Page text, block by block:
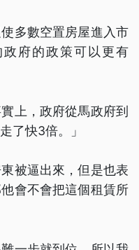
多數空置房屋進入市
府的政策可以更有
上，政府從馬政府到
了快3倍。」
被逼出來，但是也表
會不會把這個租賃所